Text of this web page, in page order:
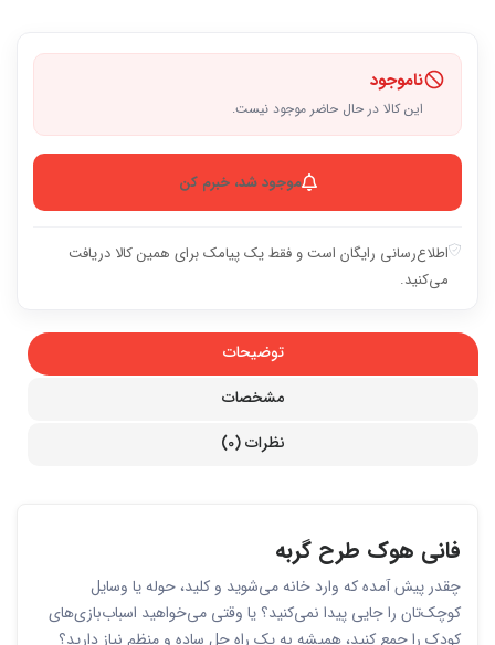
ناموجود
این کالا در حال حاضر موجود نیست.
موجود شد، خبرم کن
اطلاع‌رسانی رایگان است و فقط یک پیامک برای همین کالا دریافت
می‌کنید.
توضیحات
مشخصات
نظرات (0)
فانی هوک طرح گربه
چقدر پیش آمده که وارد خانه می‌شوید و کلید، حوله یا وسایل
کوچک‌تان را جایی پیدا نمی‌کنید؟ یا وقتی می‌خواهید اسباب‌بازی‌های
کودک را جمع کنید، همیشه به یک راه حل ساده و منظم نیاز دارید؟